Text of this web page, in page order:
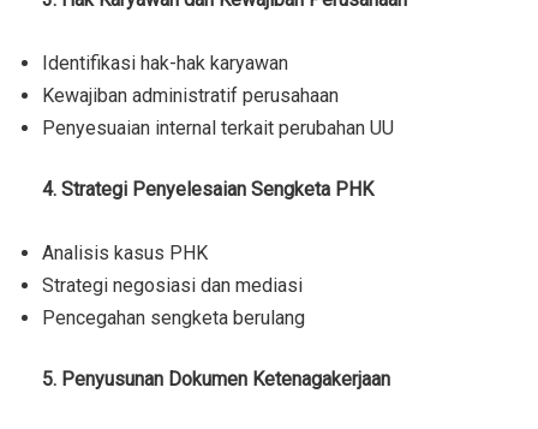
Identifikasi hak-hak karyawan
Kewajiban administratif perusahaan
Penyesuaian internal terkait perubahan UU
4. Strategi Penyelesaian Sengketa PHK
Analisis kasus PHK
Strategi negosiasi dan mediasi
Pencegahan sengketa berulang
5. Penyusunan Dokumen Ketenagakerjaan